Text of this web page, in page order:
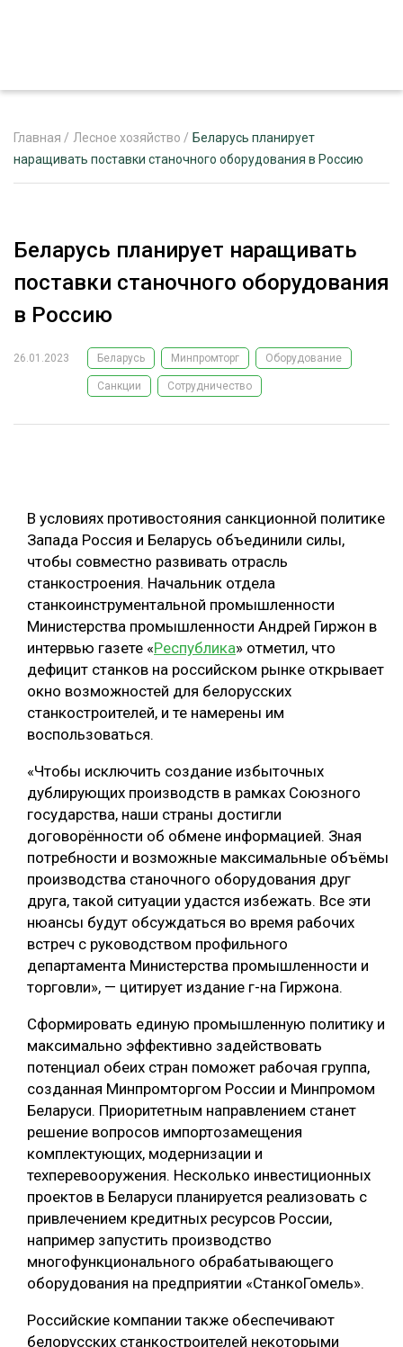
РЕКЛАМОДАТЕЛЯМ
ЛЕСНОЕ ХОЗЯЙСТВО
ЛЕСОЗАГОТОВКА
ОБРАБОТКА ДРЕВЕСИНЫ
ЛЕСОВОССТАНОВЛЕНИЕ И ЗАЩИТА
ЛОГИСТИКА
ПРОИЗВОДСТВО ДРЕВЕСНЫХ ПЛИТ
ЦБП
КОМПЛЕКСНАЯ ПЕРЕРАБОТКА
ДЕРЕВЯННОЕ ДОМОСТРОЕНИЕ
БЕЗОПАСНОЕ ПРОИЗВОДСТВО
СОРТИРОВКА ДРЕВЕСИНЫ
СУШКА ДРЕВЕСИНЫ
МЕБЕЛЬНОЕ ПРОИЗВОДСТВО
ТЕМАТИЧЕСКИЕ ПРОЕКТЫ
ЭКСПЕРТНОЕ МНЕНИЕ
Главная / Лесное хозяйство / Беларусь планирует
наращивать поставки станочного оборудования в Россию
Беларусь планирует наращивать
поставки станочного оборудования
в Россию
26.01.2023 Беларусь Минпромторг Оборудование
Санкции Сотрудничество
В условиях противостояния санкционной политике
Запада Россия и Беларусь объединили силы,
чтобы совместно развивать отрасль
станкостроения. Начальник отдела
станкоинструментальной промышленности
Министерства промышленности Андрей Гиржон в
интервью газете «Республика» отметил, что
дефицит станков на российском рынке открывает
окно возможностей для белорусских
станкостроителей, и те намерены им
воспользоваться.
«Чтобы исключить создание избыточных
дублирующих производств в рамках Союзного
государства, наши страны достигли
договорённости об обмене информацией. Зная
потребности и возможные максимальные объёмы
производства станочного оборудования друг
друга, такой ситуации удастся избежать. Все эти
нюансы будут обсуждаться во время рабочих
встреч с руководством профильного
департамента Министерства промышленности и
торговли», — цитирует издание г-на Гиржона.
Сформировать единую промышленную политику и
максимально эффективно задействовать
потенциал обеих стран поможет рабочая группа,
созданная Минпромторгом России и Минпромом
Беларуси. Приоритетным направлением станет
решение вопросов импортозамещения
комплектующих, модернизации и
техперевооружения. Несколько инвестиционных
проектов в Беларуси планируется реализовать с
привлечением кредитных ресурсов России,
например запустить производство
многофункционального обрабатывающего
оборудования на предприятии «СтанкоГомель».
Российские компании также обеспечивают
белорусских станкостроителей некоторыми